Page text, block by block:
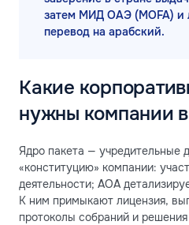
затем МИД ОАЭ (MOFA) и
перевод на арабский.
Какие
нужны компании
Ядро пакета — учредительные
«конституцию» компании:
деятельности; AOA
К ним примыкают лицензия,
протоколы собраний и